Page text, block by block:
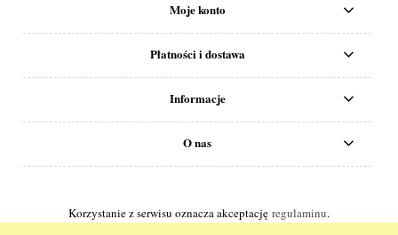
Moje konto
Płatności i dostawa
Informacje
O nas
Korzystanie z serwisu oznacza akceptację regulaminu.